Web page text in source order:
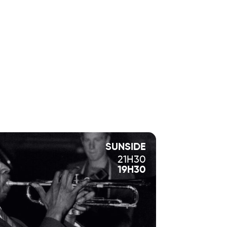
6e).
SUNSIDE
21H30
19H30